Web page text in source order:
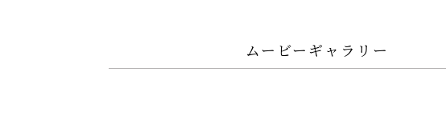
ムービーギャラリー